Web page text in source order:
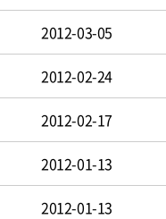
2012-03-05
2012-02-24
2012-02-17
2012-01-13
2012-01-13